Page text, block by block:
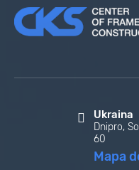
Ukraina
Dnipro,
60
Mapa